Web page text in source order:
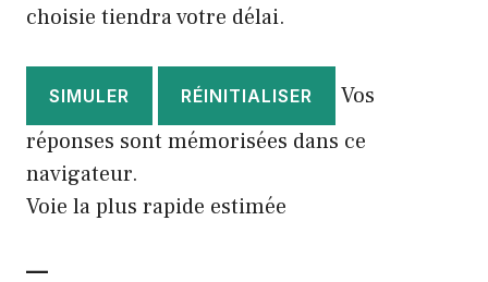
choisie tiendra votre délai.
SIMULER RÉINITIALISER
Vos
réponses sont mémorisées dans ce
navigateur.
Voie la plus rapide estimée
—